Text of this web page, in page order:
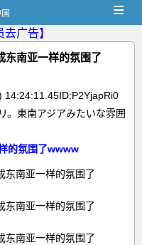
≡
去广告】
东南亚一样的氛围了
14:24:11.45ID:P2YjapRi0
。東南アジアみたいな雰囲
的氛围了wwww